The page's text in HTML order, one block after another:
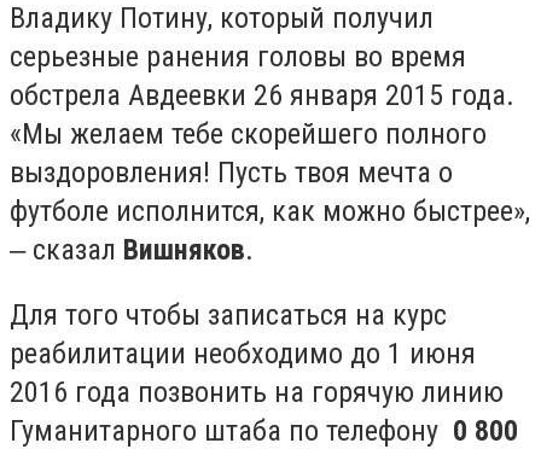
Владику Потину, который получил
серьезные ранения головы во время
обстрела Авдеевки 26 января 2015 года.
«Мы желаем тебе скорейшего полного
выздоровления! Пусть твоя мечта о
футболе исполнится, как можно быстрее»,
‒ сказал Вишняков.
Для того чтобы записаться на курс
реабилитации необходимо до 1 июня
2016 года позвонить на горячую линию
Гуманитарного штаба по телефону 0 800